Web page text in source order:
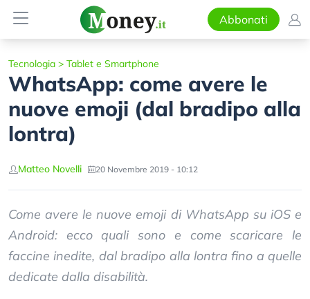
Abbonati
Tecnologia > Tablet e Smartphone
WhatsApp: come avere le
nuove emoji (dal bradipo alla
lontra)
Matteo Novelli 20 Novembre 2019 - 10:12
Come avere le nuove emoji di WhatsApp su iOS e
Android: ecco quali sono e come scaricare le
faccine inedite, dal bradipo alla lontra fino a quelle
dedicate dalla disabilità.